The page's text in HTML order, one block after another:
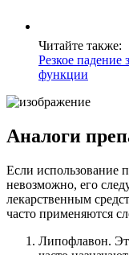
Читайте также:
Резкое
функции
Аналоги
Если использование
невозможно, его
лекарственным
часто применяются
Липофлавон.